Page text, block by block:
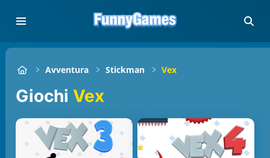
Avventura Stickman Vex
Giochi Vex